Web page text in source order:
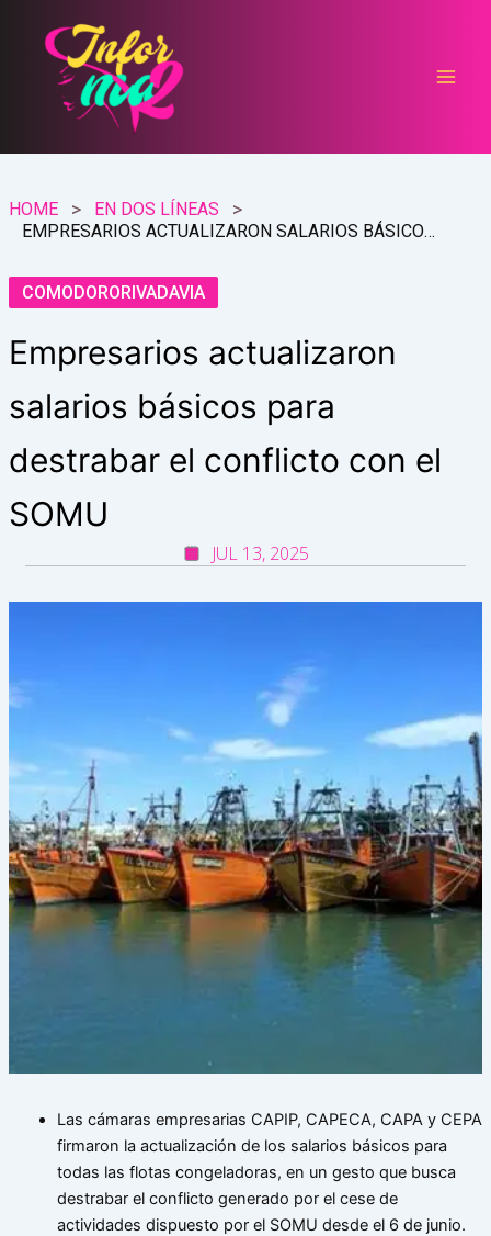
contenido
HOME
EN DOS LÍNEAS
EMPRESARIOS ACTUALIZARON SALARIOS BÁSICOS PARA DESTRABAR EL CONFLICTO CON EL SOMU
COMODORORIVADAVIA
Empresarios actualizaron
salarios básicos para
destrabar el conflicto con el
SOMU
JUL 13, 2025
Las cámaras empresarias CAPIP, CAPECA, CAPA y CEPA
firmaron la actualización de los salarios básicos para
todas las flotas congeladoras, en un gesto que busca
destrabar el conflicto generado por el cese de
actividades dispuesto por el SOMU desde el 6 de junio.